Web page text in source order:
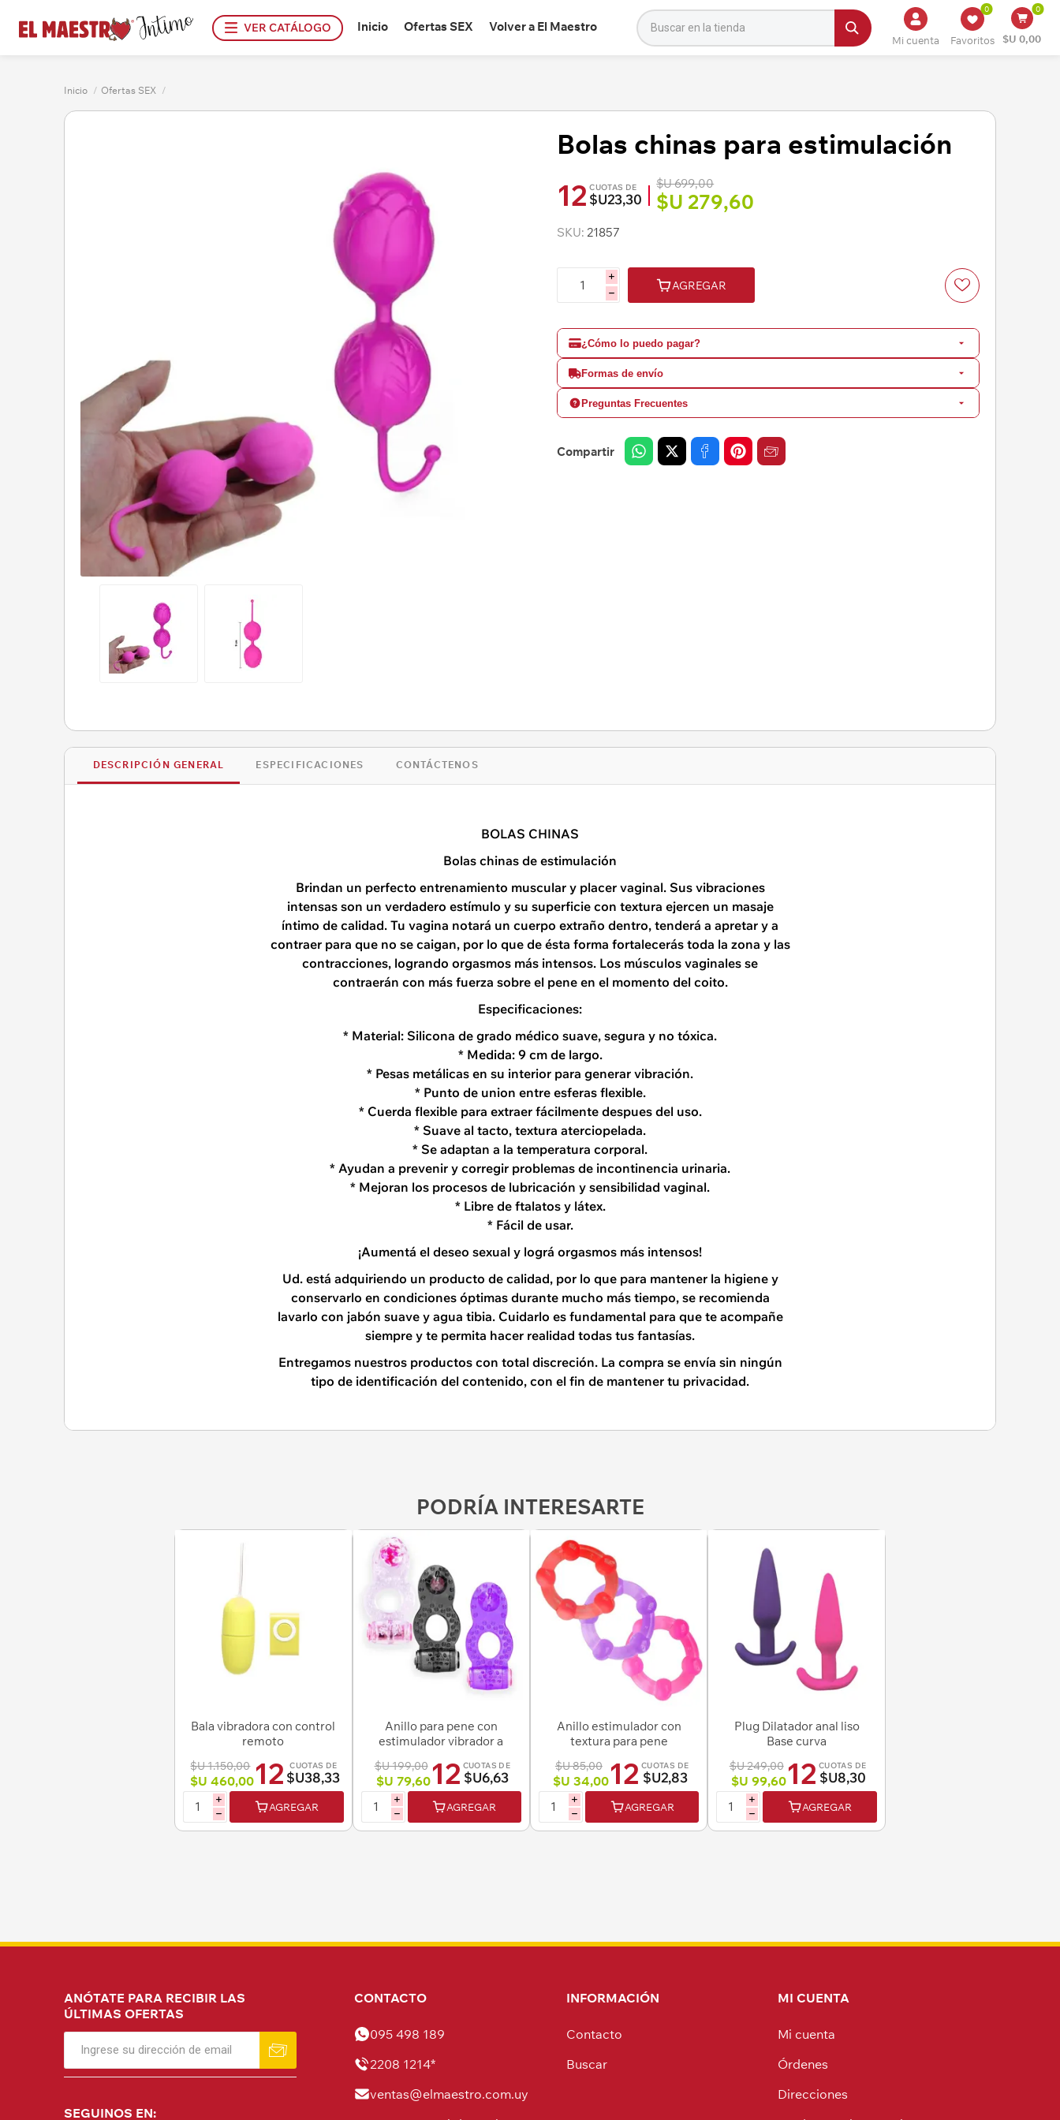
VER CATÁLOGO Inicio Ofertas SEX Volver a El Maestro
Mi cuenta Favoritos
0 0
$U 0,00
Inicio / Ofertas SEX /
Bolas chinas para estimulación
12 CUOTAS DE
$U23,30
$U 699,00
$U 279,60
SKU: 21857
i
h
AGREGAR
¿Cómo lo puedo pagar?
Formas de envío
Preguntas Frecuentes
Compartir
DESCRIPCIÓN GENERAL ESPECIFICACIONES CONTÁCTENOS
BOLAS CHINAS
Bolas chinas de estimulación
Brindan un perfecto entrenamiento muscular y placer vaginal. Sus vibraciones
intensas son un verdadero estímulo y su superficie con textura ejercen un masaje
íntimo de calidad. Tu vagina notará un cuerpo extraño dentro, tenderá a apretar y a
contraer para que no se caigan, por lo que de ésta forma fortalecerás toda la zona y las
contracciones, logrando orgasmos más intensos. Los músculos vaginales se
contraerán con más fuerza sobre el pene en el momento del coito.
Especificaciones:
* Material: Silicona de grado médico suave, segura y no tóxica.
* Medida: 9 cm de largo.
* Pesas metálicas en su interior para generar vibración.
* Punto de union entre esferas flexible.
* Cuerda flexible para extraer fácilmente despues del uso.
* Suave al tacto, textura aterciopelada.
* Se adaptan a la temperatura corporal.
* Ayudan a prevenir y corregir problemas de incontinencia urinaria.
* Mejoran los procesos de lubricación y sensibilidad vaginal.
* Libre de ftalatos y látex.
* Fácil de usar.
¡Aumentá el deseo sexual y lográ orgasmos más intensos!
Ud. está adquiriendo un producto de calidad, por lo que para mantener la higiene y
conservarlo en condiciones óptimas durante mucho más tiempo, se recomienda
lavarlo con jabón suave y agua tibia. Cuidarlo es fundamental para que te acompañe
siempre y te permita hacer realidad todas tus fantasías.
Entregamos nuestros productos con total discreción. La compra se envía sin ningún
tipo de identificación del contenido, con el fin de mantener tu privacidad.
PODRÍA INTERESARTE
Bala vibradora con control
remoto
$U 1.150,00
$U 460,0012 CUOTAS DE
$U38,33
i
h
AGREGAR
Anillo para pene con
estimulador vibrador a
$U 199,00
$U 79,6012 CUOTAS DE
$U6,63
i
h
AGREGAR
Anillo estimulador con
textura para pene
$U 85,00
$U 34,0012 CUOTAS DE
$U2,83
i
h
AGREGAR
Plug Dilatador anal liso
Base curva
$U 249,00
$U 99,6012 CUOTAS DE
$U8,30
i
h
AGREGAR
ANÓTATE PARA RECIBIR LAS
ÚLTIMAS OFERTAS
SEGUINOS EN:
CONTACTO
095 498 189
2208 1214*
ventas@elmaestro.com.uy
INFORMACIÓN
Contacto
Buscar
MI CUENTA
Mi cuenta
Órdenes
Direcciones